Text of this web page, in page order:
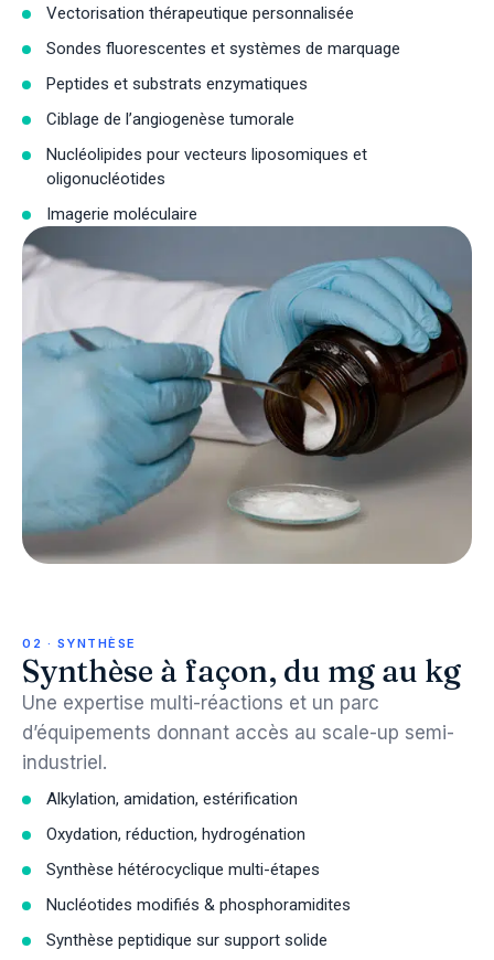
Vectorisation thérapeutique personnalisée
Sondes fluorescentes et systèmes de marquage
Peptides et substrats enzymatiques
Ciblage de l’angiogenèse tumorale
Nucléolipides pour vecteurs liposomiques et
oligonucléotides
Imagerie moléculaire
02 · SYNTHÈSE
Synthèse à façon, du mg au kg
Une expertise multi-réactions et un parc
d’équipements donnant accès au scale-up semi-
industriel.
Alkylation, amidation, estérification
Oxydation, réduction, hydrogénation
Synthèse hétérocyclique multi-étapes
Nucléotides modifiés & phosphoramidites
Synthèse peptidique sur support solide